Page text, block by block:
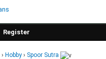
Register
› Hobby › Spoor Sutra